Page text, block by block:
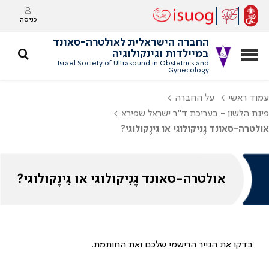
כניסה
החברה הישראלית לאולטרה-סאונד
במיילדות וגינקולוגיה
Israel Society of Ultrasound in Obstetrics and
Gynecology
עמוד ראשי
על החברה
פינת הלשון - בעריכת ד"ר ישראל שפירא
אולטרה-סאונד גֶנִיקולוגי או גִינֶקולוגי?
אולטרה-סאונד גֶנִיקולוגי או גִינֶקולוגי?
בדקו את הנייר הרישמי שלכם ואת החותמת.